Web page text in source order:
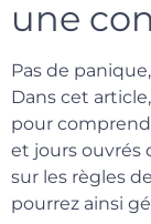
une
Pas de
Dans cet
pour
et jours ouvrés
sur les règles
pourrez ainsi